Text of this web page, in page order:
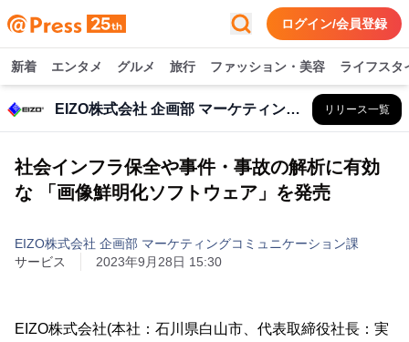
ログイン/会員登録
新着 エンタメ グルメ 旅行 ファッション・美容 ライフスタ
EIZO株式会社 企画部 マーケティングコミュニケーション課 リリース一覧
社会インフラ保全や事件・事故の解析に有効
な 「画像鮮明化ソフトウェア」を発売
EIZO株式会社 企画部 マーケティングコミュニケーション課
サービス
2023年9月28日 15:30
EIZO株式会社(本社：石川県白山市、代表取締役社長：実